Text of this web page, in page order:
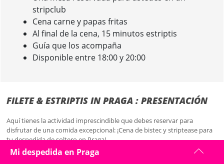
stripclub
Cena carne y papas fritas
Al final de la cena, 15 minutos estriptis
Guía que los acompaña
Disponible entre 18:00 y 20:00
FILETE & ESTRIPTIS IN PRAGA : PRESENTACIÓN
Aquí tienes la actividad imprescindible que debes reservar para
disfrutar de una comida excepcional: ¡Cena de bistec y striptease para
tu despedida de soltero en Praga!
En Praga, deja que tu paladar y tu vista se deleiten con un delicioso
Mi despedida en Praga